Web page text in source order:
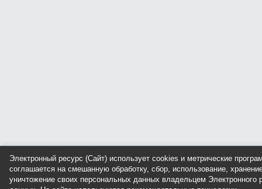
Электронный ресурс (Сайт) использует cookies и метрические
соглашается на смешанную обработку, сбор, использование,
уничтожение своих персональных данных владельцем Электронного